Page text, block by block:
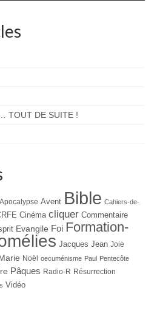
TOUT DE SUITE !
Apocalypse Avent Bible Cahiers-de-
Cinéma cliquer Commentaire
Evangile Foi Formation-
Jacques Jean Joie
Noël oecuménisme Paul Pentecôte
Pâques Radio-R Résurrection
Vidéo